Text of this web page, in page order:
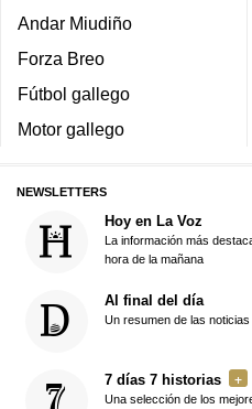
Andar Miudiño
Forza Breo
Fútbol gallego
Motor gallego
NEWSLETTERS
Hoy en La Voz
La información más
hora de la mañana
Al final del día
Un resumen de las
7 días 7 historias
Una selección de los